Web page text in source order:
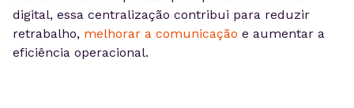
digital, essa centralização contribui para reduzir
retrabalho, melhorar a comunicação e aumentar a
eficiência operacional.